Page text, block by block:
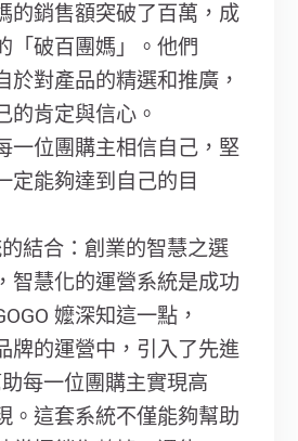
的銷售額突破了百萬，成
「破百團媽」。他們
於對產品的精選和推廣，
的肯定與信心。
一位團購主相信自己，堅
定能夠達到自己的目
結合：創業的智慧之選
智慧化的運營系統是成功
嬤深知這一點，
牌的運營中，引入了先進
每一位團購主實現高
。這套系統不僅能夠幫助